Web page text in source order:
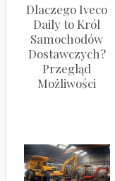
Dlaczego Iveco
Daily to Król
Samochodów
Dostawczych?
Przegląd
Możliwości